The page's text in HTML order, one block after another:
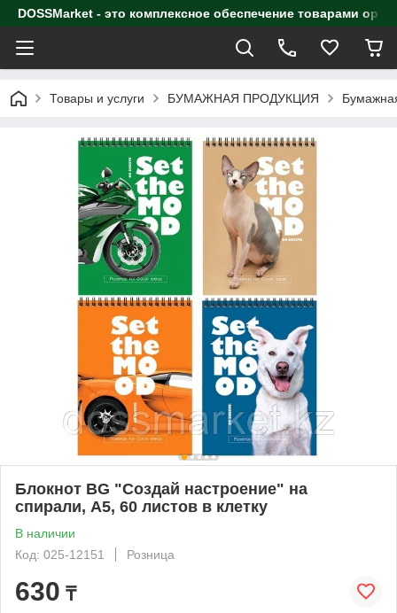
DOSSMarket - это комплексное обеспечение товарами
Товары и услуги БУМАЖНАЯ ПРОДУКЦИЯ
Блокнот BG "Создай настроение" на
спирали, А5, 60 листов в клетку
В наличии
Код: 025-12151
Розница
630 ₸